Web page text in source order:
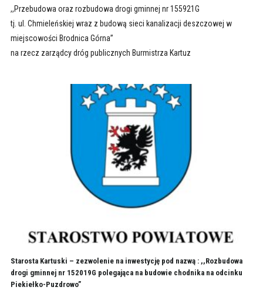
,,Przebudowa oraz rozbudowa drogi gminnej nr 155921G
tj. ul. Chmieleńskiej wraz z budową sieci kanalizacji deszczowej w
miejscowości Brodnica Górna”
na rzecz zarządcy dróg publicznych Burmistrza Kartuz
Starosta Kartuski – zezwolenie na inwestycję pod nazwą : ,,Rozbudowa
drogi gminnej nr 152019G polegająca na budowie chodnika na odcinku
Piekiełko-Puzdrowo”